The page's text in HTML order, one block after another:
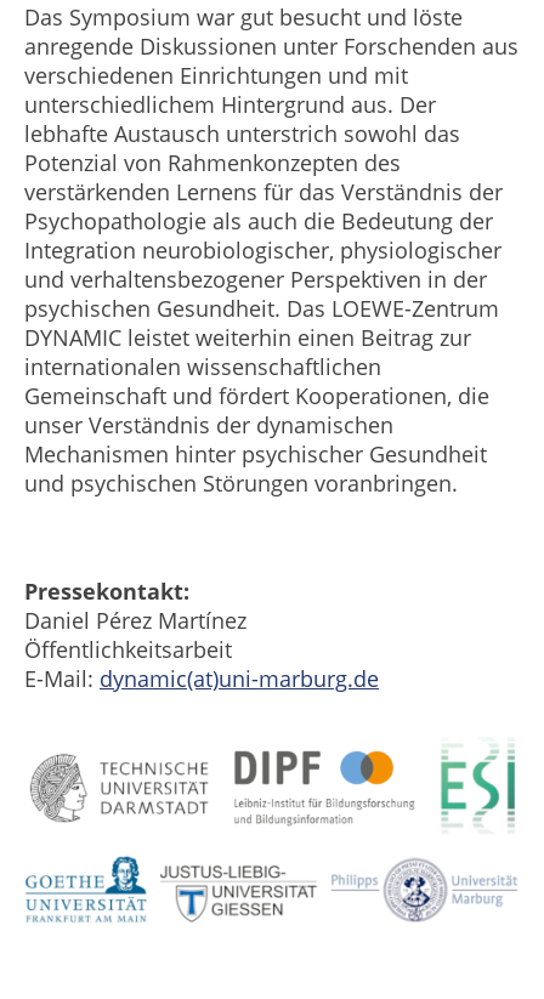
Das Symposium war gut besucht und löste
anregende Diskussionen unter Forschenden aus
verschiedenen Einrichtungen und mit
unterschiedlichem Hintergrund aus. Der
lebhafte Austausch unterstrich sowohl das
Potenzial von Rahmenkonzepten des
verstärkenden Lernens für das Verständnis der
Psychopathologie als auch die Bedeutung der
Integration neurobiologischer, physiologischer
und verhaltensbezogener Perspektiven in der
psychischen Gesundheit. Das LOEWE-Zentrum
DYNAMIC leistet weiterhin einen Beitrag zur
internationalen wissenschaftlichen
Gemeinschaft und fördert Kooperationen, die
unser Verständnis der dynamischen
Mechanismen hinter psychischer Gesundheit
und psychischen Störungen voranbringen.
Pressekontakt:
Daniel Pérez Martínez
Öffentlichkeitsarbeit
E-Mail: dynamic(at)uni-marburg.de